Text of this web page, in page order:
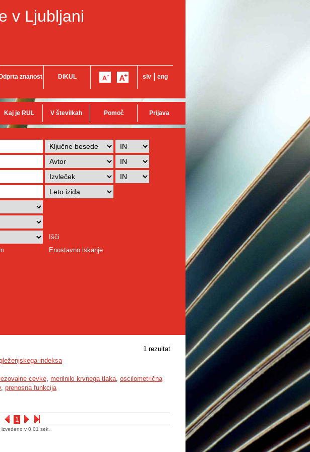
v Ljubljani
znanost DiKUL slv eng
Kaj je RUL V številkah Pomoč Prijava
Išči
Enostavno iskanje
1 rezultat
1
indeksa
cevke, merilniki krvnega tlaka, oscilometrična
, prenosna funkcija
izvedeno v 0.01 sek.